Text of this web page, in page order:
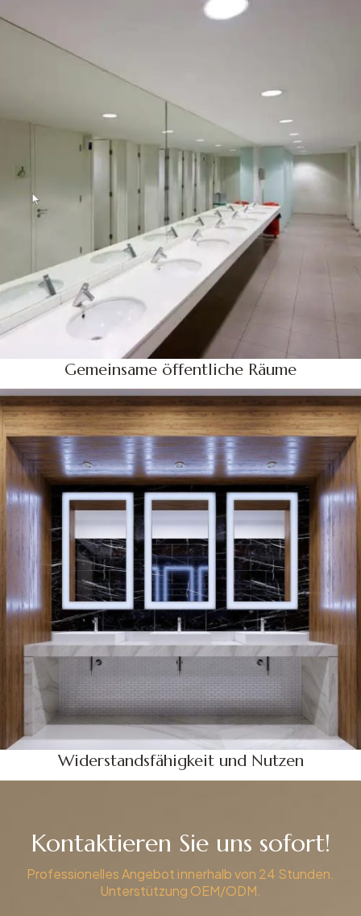
Gemeinsame öffentliche Räume
Widerstandsfähigkeit und Nutzen
Kontaktieren Sie uns sofort!
Professionelles Angebot innerhalb von 24 Stunden.
Unterstützung OEM/ODM.